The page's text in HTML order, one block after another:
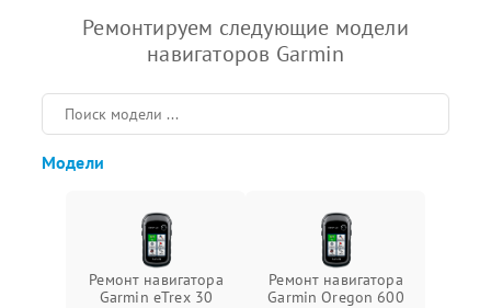
Ремонтируем следующие модели
навигаторов Garmin
Модели
Ремонт навигатора
Garmin eTrex 30
Ремонт навигатора
Garmin Oregon 600